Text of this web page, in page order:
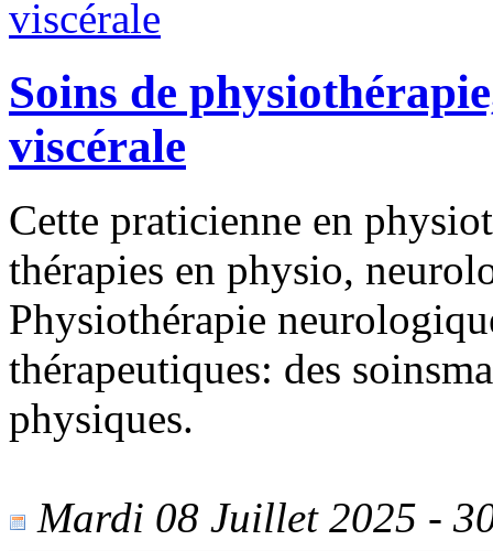
Soins de
viscérale
Cette praticienne en
thérapies en physio,
Physiothérapie
thérapeutiques: des
physiques.
Mardi 08 Juillet 2025 -